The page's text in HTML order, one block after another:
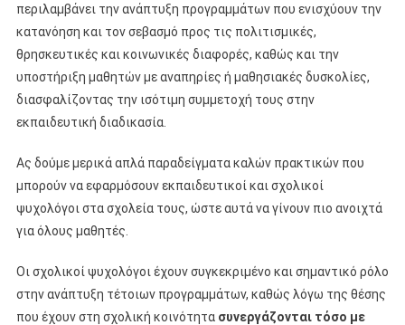
περιλαμβάνει την ανάπτυξη προγραμμάτων που ενισχύουν την
κατανόηση και τον σεβασμό προς τις πολιτισμικές,
θρησκευτικές και κοινωνικές διαφορές, καθώς και την
υποστήριξη μαθητών με αναπηρίες ή μαθησιακές δυσκολίες,
διασφαλίζοντας την ισότιμη συμμετοχή τους στην
εκπαιδευτική διαδικασία.
Ας δούμε μερικά απλά παραδείγματα καλών πρακτικών που
μπορούν να εφαρμόσουν εκπαιδευτικοί και σχολικοί
ψυχολόγοι στα σχολεία τους, ώστε αυτά να γίνουν πιο ανοιχτά
για όλους μαθητές.
Οι σχολικοί ψυχολόγοι έχουν συγκεκριμένο και σημαντικό ρόλο
στην ανάπτυξη τέτοιων προγραμμάτων, καθώς λόγω της θέσης
που έχουν στη σχολική κοινότητα συνεργάζονται τόσο με